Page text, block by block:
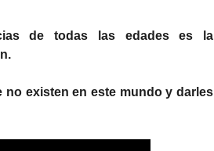
de todas las edades es la
no existen en este mundo y darles